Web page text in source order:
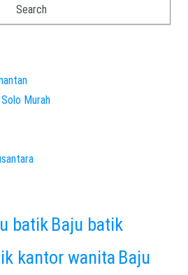
Murah
batik Baju batik
kantor wanita Baju